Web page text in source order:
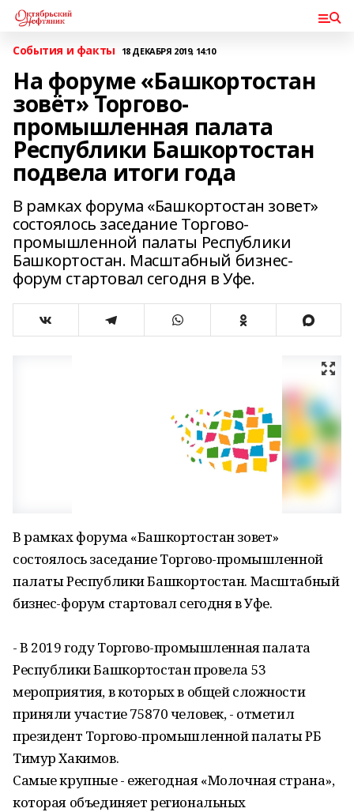
События и факты 18 ДЕКАБРЯ 2019, 14:10
На форуме «Башкортостан
зовёт» Торгово-
промышленная палата
Республики Башкортостан
подвела итоги года
В рамках форума «Башкортостан зовет»
состоялось заседание Торгово-
промышленной палаты Республики
Башкортостан. Масштабный бизнес-
форум стартовал сегодня в Уфе.
В рамках форума «Башкортостан зовет»
состоялось заседание Торгово-промышленной
палаты Республики Башкортостан. Масштабный
бизнес-форум стартовал сегодня в Уфе.
- В 2019 году Торгово-промышленная палата
Республики Башкортостан провела 53
мероприятия, в которых в общей сложности
приняли участие 75870 человек, - отметил
президент Торгово-промышленной палаты РБ
Тимур Хакимов.
Самые крупные - ежегодная «Молочная страна»,
которая объединяет региональных